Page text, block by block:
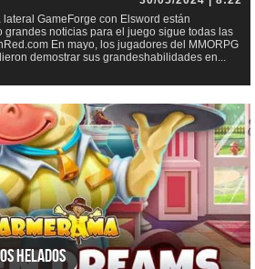
GameForge con Elsword están
grandes noticias para el juego sigue todas las
En mayo, los jugadores del MMORPG
demostrar sus grandeshabilidades en...
helados